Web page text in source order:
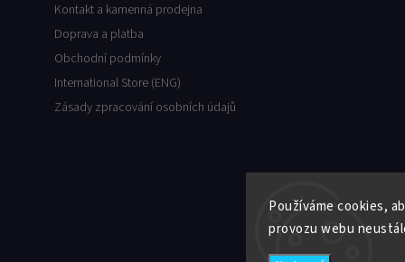
Používáme cookies,
provozu webu
Kontakt a kamenná prodejna
Doprava a platba
Obchodní podmínky
International Store (ENG)
Zásady zpracování osobních údajů